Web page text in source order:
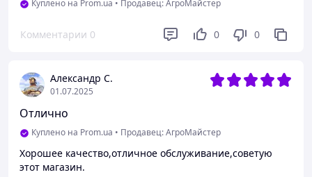
Куплено на Prom.ua • Продавец: АгроМайстер
Комментарии 0 0 0
Александр С.
01.07.2025
Отлично
Куплено на Prom.ua • Продавец: АгроМайстер
Хорошее качество,отличное обслуживание,советую
этот магазин.